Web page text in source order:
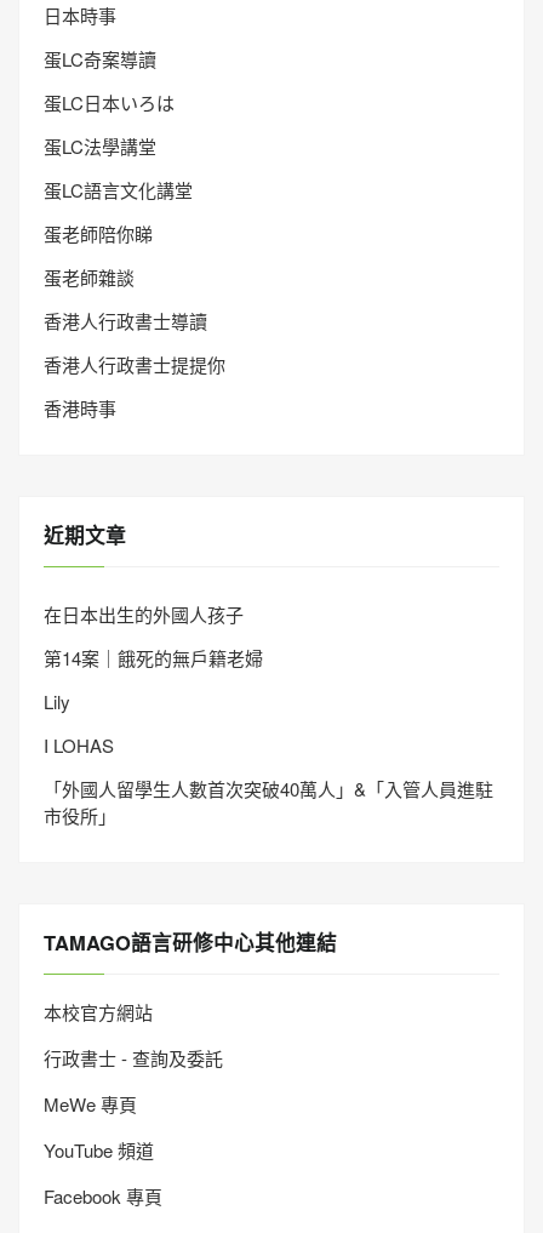
日本時事
蛋LC奇案導讀
蛋LC日本いろは
蛋LC法學講堂
蛋LC語言文化講堂
蛋老師陪你睇
蛋老師雜談
香港人行政書士導讀
香港人行政書士提提你
香港時事
近期文章
在日本出生的外國人孩子
第14案｜餓死的無戶籍老婦
Lily
I LOHAS
「外國人留學生人數首次突破40萬人」&「入管人員進駐
市役所」
TAMAGO語言研修中心其他連結
本校官方網站
行政書士 - 查詢及委託
MeWe 專頁
YouTube 頻道
Facebook 專頁